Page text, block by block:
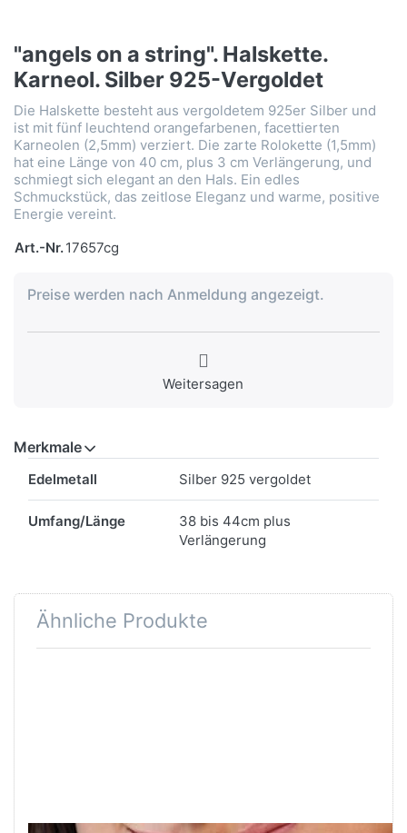
"angels on a string". Halskette.
Karneol. Silber 925-Vergoldet
Die Halskette besteht aus vergoldetem 925er Silber und
ist mit fünf leuchtend orangefarbenen, facettierten
Karneolen (2,5mm) verziert. Die zarte Rolokette (1,5mm)
hat eine Länge von 40 cm, plus 3 cm Verlängerung, und
schmiegt sich elegant an den Hals. Ein edles
Schmuckstück, das zeitlose Eleganz und warme, positive
Energie vereint.
Art.-Nr.17657cg
Preise werden nach Anmeldung angezeigt.
Weitersagen
Merkmale
Edelmetall Silber 925 vergoldet
Umfang/Länge
38 bis 44cm plus
Verlängerung
Ähnliche Produkte